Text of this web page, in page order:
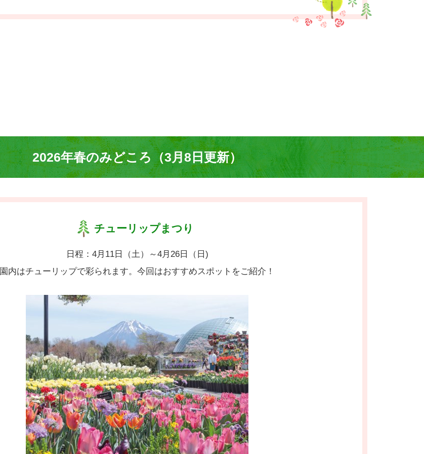
2026年春のみどころ（3月8日更新）
チューリップまつり
日程：4月11日（土）～4月26日（日)
園内はチューリップで彩られます。今回はおすすめスポットをご紹介！